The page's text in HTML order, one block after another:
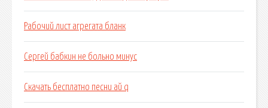
Рабочий лист агрегата бланк
Сергей бабкин не больно минус
Скачать бесплатно песни ай q